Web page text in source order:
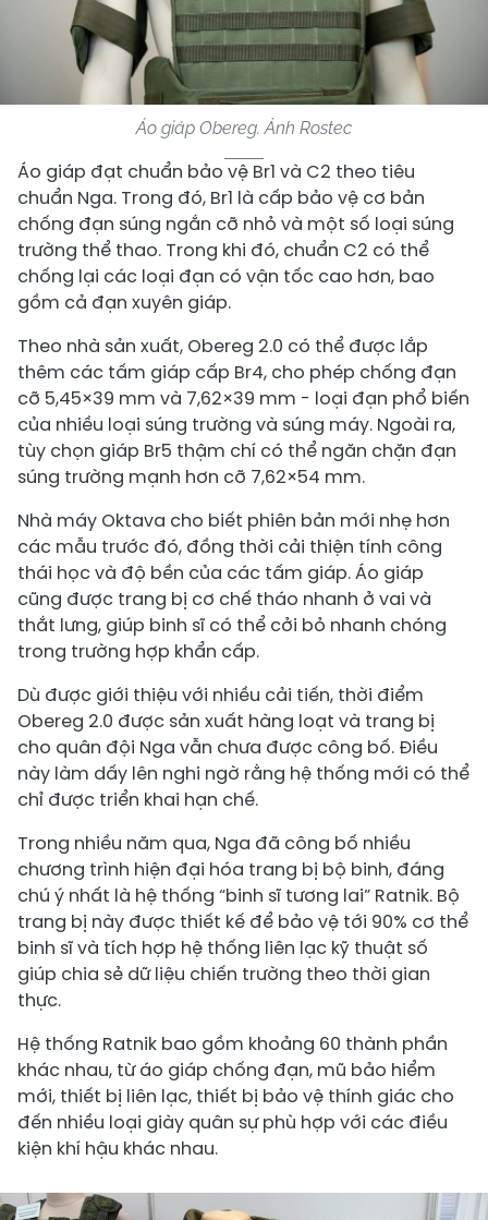
Áo giáp Obereg. Ảnh Rostec
Áo giáp đạt chuẩn bảo vệ Br1 và C2 theo tiêu
chuẩn Nga. Trong đó, Br1 là cấp bảo vệ cơ bản
chống đạn súng ngắn cỡ nhỏ và một số loại súng
trường thể thao. Trong khi đó, chuẩn C2 có thể
chống lại các loại đạn có vận tốc cao hơn, bao
gồm cả đạn xuyên giáp.
Theo nhà sản xuất, Obereg 2.0 có thể được lắp
thêm các tấm giáp cấp Br4, cho phép chống đạn
cỡ 5,45×39 mm và 7,62×39 mm - loại đạn phổ biến
của nhiều loại súng trường và súng máy. Ngoài ra,
tùy chọn giáp Br5 thậm chí có thể ngăn chặn đạn
súng trường mạnh hơn cỡ 7,62×54 mm.
Nhà máy Oktava cho biết phiên bản mới nhẹ hơn
các mẫu trước đó, đồng thời cải thiện tính công
thái học và độ bền của các tấm giáp. Áo giáp
cũng được trang bị cơ chế tháo nhanh ở vai và
thắt lưng, giúp binh sĩ có thể cởi bỏ nhanh chóng
trong trường hợp khẩn cấp.
Dù được giới thiệu với nhiều cải tiến, thời điểm
Obereg 2.0 được sản xuất hàng loạt và trang bị
cho quân đội Nga vẫn chưa được công bố. Điều
này làm dấy lên nghi ngờ rằng hệ thống mới có thể
chỉ được triển khai hạn chế.
Trong nhiều năm qua, Nga đã công bố nhiều
chương trình hiện đại hóa trang bị bộ binh, đáng
chú ý nhất là hệ thống “binh sĩ tương lai” Ratnik. Bộ
trang bị này được thiết kế để bảo vệ tới 90% cơ thể
binh sĩ và tích hợp hệ thống liên lạc kỹ thuật số
giúp chia sẻ dữ liệu chiến trường theo thời gian
thực.
Hệ thống Ratnik bao gồm khoảng 60 thành phần
khác nhau, từ áo giáp chống đạn, mũ bảo hiểm
mới, thiết bị liên lạc, thiết bị bảo vệ thính giác cho
đến nhiều loại giày quân sự phù hợp với các điều
kiện khí hậu khác nhau.